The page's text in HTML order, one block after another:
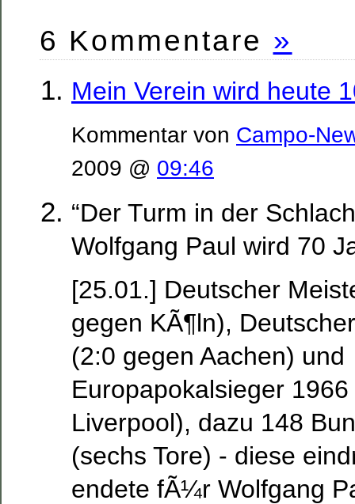
6 Kommentare »
Mein Verein wird heute
Kommentar von Campo-
2009 @ 09:46
“Der Turm in der
Wolfgang Paul wird 70
[25.01.] Deutscher
gegen KÃ¶ln),
(2:0 gegen Aachen) und
Europapokalsieger
Liverpool), dazu 148
(sechs Tore) - diese
endete fÃ¼r Wolfgang